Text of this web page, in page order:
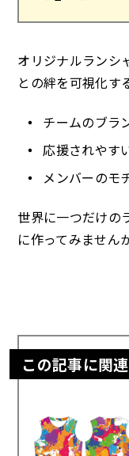
オリジナルランシ
との絆を可視化す
チームのブラ
応援されやす
メンバーのモ
世界に一つだけの
に作ってみません
この記事に関